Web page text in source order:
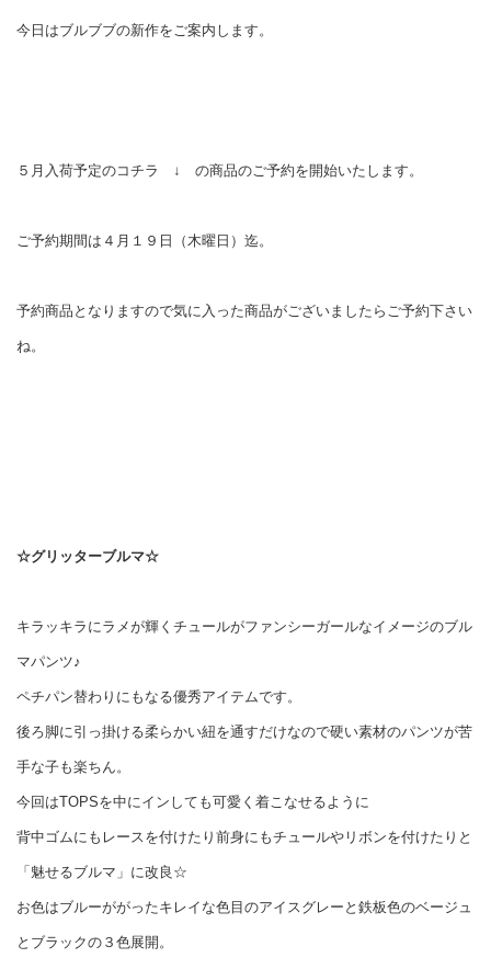
今日はブルブブの新作をご案内します。
５月入荷予定のコチラ ↓ の商品のご予約を開始いたします。
ご予約期間は４月１９日（木曜日）迄。
予約商品となりますので気に入った商品がございましたらご予約下さい
ね。
☆グリッターブルマ☆
キラッキラにラメが輝くチュールがファンシーガールなイメージのブル
マパンツ♪
ペチパン替わりにもなる優秀アイテムです。
後ろ脚に引っ掛ける柔らかい紐を通すだけなので硬い素材のパンツが苦
手な子も楽ちん。
今回はTOPSを中にインしても可愛く着こなせるように
背中ゴムにもレースを付けたり前身にもチュールやリボンを付けたりと
「魅せるブルマ」に改良☆
お色はブルーががったキレイな色目のアイスグレーと鉄板色のベージュ
とブラックの３色展開。